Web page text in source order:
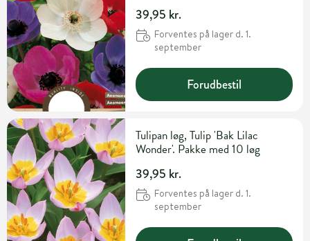
39,95 kr.
Forventes på lager d. 1.
september
Forudbestil
Tulipan løg, Tulip 'Bak Lilac
Wonder'. Pakke med 10 løg
39,95 kr.
Forventes på lager d. 1.
september